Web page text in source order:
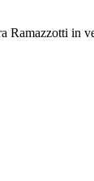
Ramazzotti in